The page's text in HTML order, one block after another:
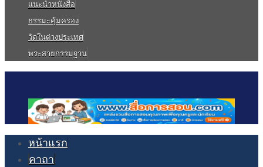
แนะนำหนังสือ
ธรรมะคุ้มครอง
วัดในต่างประเทศ
พระสายกรรมฐาน
หน้าแรก
คาถา